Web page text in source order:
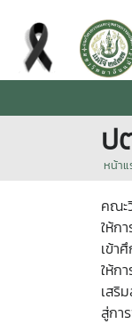
ป
หน้าแ
คณะ
ให้ก
เข้า
ให้ก
เสริ
สู่กา